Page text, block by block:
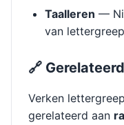
Taalleren —
van
🔗
Verken
gerelateerd aan